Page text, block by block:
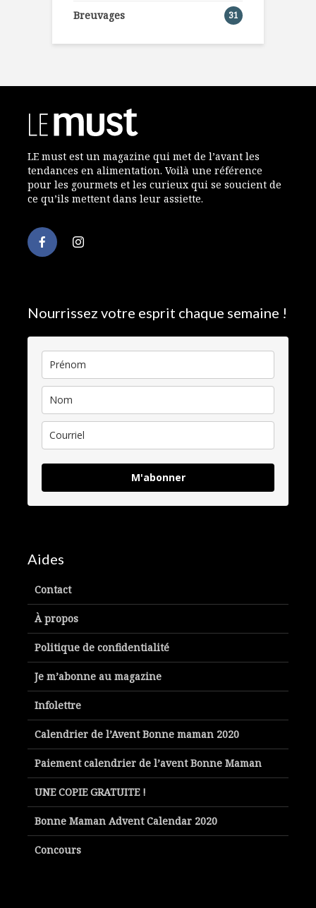
Breuvages 31
LE must est un magazine qui met de l’avant les
tendances en alimentation. Voilà une référence
pour les gourmets et les curieux qui se soucient de
ce qu’ils mettent dans leur assiette.
Nourrissez votre esprit chaque semaine !
M'abonner
Aides
Contact
À propos
Politique de confidentialité
Je m’abonne au magazine
Infolettre
Calendrier de l’Avent Bonne maman 2020
Paiement calendrier de l’avent Bonne Maman
UNE COPIE GRATUITE !
Bonne Maman Advent Calendar 2020
Concours